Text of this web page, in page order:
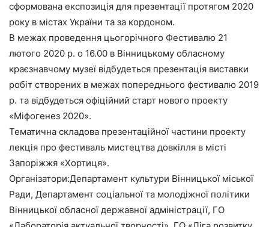
сформована експозиція для презентації протягом 2020
року в містах України та за кордоном.
В межах проведення цьогорічного Фестивалю 21
лютого 2020 р. о 16.00 в Вінницькому обласному
краєзнавчому музеї відбудеться презентація виставки
робіт створених в межах попереднього фестивалю 2019
р. та відбудеться офіційний старт нового проекту
«Міфогенез 2020».
Тематична складова презентаційної частини проекту
лекція про фестиваль мистецтва довкілля в місті
Запоріжжя «Хортиця».
Організатори:Департамент культури Вінницької міської
Ради, Департамент соціальної та молодіжної політики
Вінницької обласної державної адміністрації, ГО